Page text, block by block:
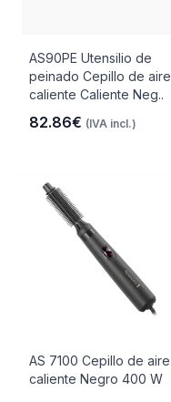
AS90PE Utensilio de
peinado Cepillo de aire
caliente Caliente Neg..
82.86€ (IVA incl.)
AS 7100 Cepillo de aire
caliente Negro 400 W